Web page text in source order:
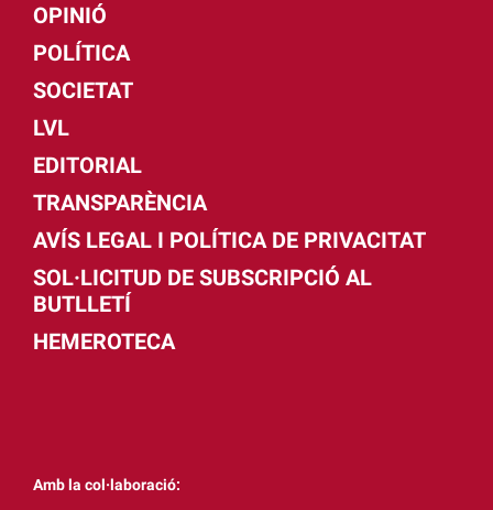
OPINIÓ
POLÍTICA
SOCIETAT
LVL
EDITORIAL
TRANSPARÈNCIA
AVÍS LEGAL I POLÍTICA DE PRIVACITAT
SOL·LICITUD DE SUBSCRIPCIÓ AL
BUTLLETÍ
HEMEROTECA
Amb la col·laboració: